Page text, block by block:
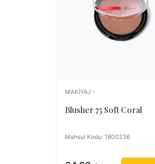
MAKIYAJ -
Blusher 75 Soft Coral
Məhsul Kodu: 1800236